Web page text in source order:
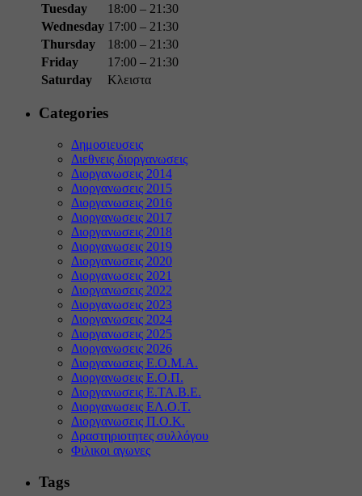
Tuesday
18:00 – 21:30
Wednesday 17:00 – 21:30
Thursday
18:00 – 21:30
Friday
17:00 – 21:30
Saturday
Κλειστα
Categories
Δημοσιευσεις
Διεθνεις διοργανωσεις
Διοργανωσεις 2014
Διοργανωσεις 2015
Διοργανωσεις 2016
Διοργανωσεις 2017
Διοργανωσεις 2018
Διοργανωσεις 2019
Διοργανωσεις 2020
Διοργανωσεις 2021
Διοργανωσεις 2022
Διοργανωσεις 2023
Διοργανωσεις 2024
Διοργανωσεις 2025
Διοργανωσεις 2026
Διοργανωσεις Ε.Ο.Μ.Α.
Διοργανωσεις Ε.Ο.Π.
Διοργανωσεις Ε.ΤΑ.Β.Ε.
Διοργανωσεις ΕΛ.Ο.Τ.
Διοργανωσεις Π.Ο.Κ.
Δραστηριοτητες συλλόγου
Φιλικοι αγωνες
Tags